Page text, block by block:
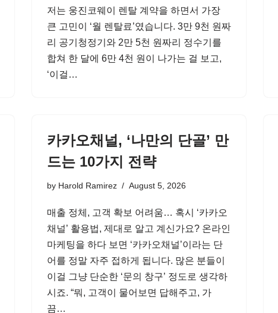
저는 웅진코웨이 렌탈 계약을 하면서 가장
큰 고민이 ‘월 렌탈료’였습니다. 3만 9천 원짜
리 공기청정기와 2만 5천 원짜리 정수기를
합쳐 한 달에 6만 4천 원이 나가는 걸 보고,
‘이걸…
카카오채널, ‘나만의 단골’ 만
드는 10가지 전략
by Harold Ramirez August 5, 2026
매출 정체, 고객 확보 어려움… 혹시 ‘카카오
채널’ 활용법, 제대로 알고 계신가요? 온라인
마케팅을 하다 보면 ‘카카오채널’이라는 단
어를 정말 자주 접하게 됩니다. 많은 분들이
이걸 그냥 단순한 ‘문의 창구’ 정도로 생각하
시죠. “뭐, 고객이 물어보면 답해주고, 가
끔…